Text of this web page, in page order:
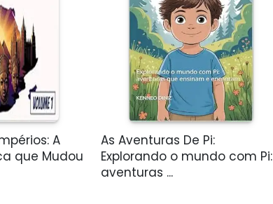
A
que Mudou
As Aventuras De Pi:
Explorando o mundo com Pi:
aventuras ...